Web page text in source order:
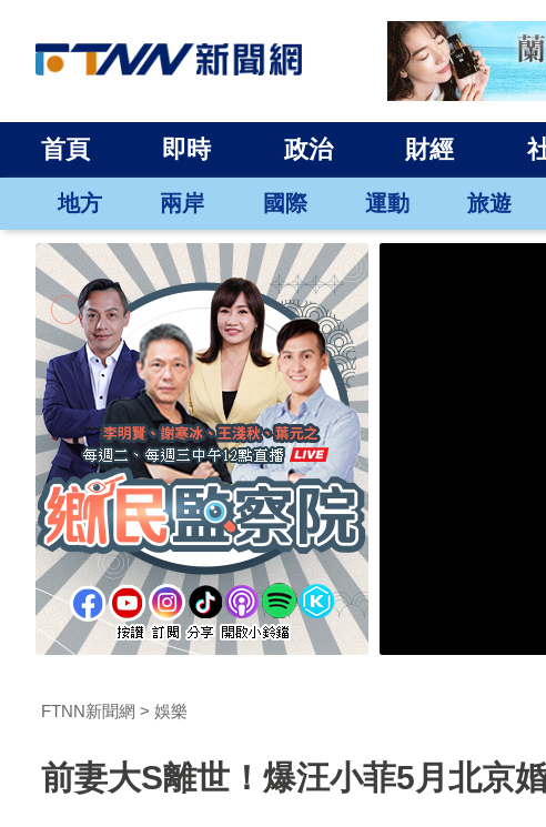
首頁 即時 政治 財經
地方 兩岸 國際 運動 旅遊
FTNN新聞網 娛樂
前妻大S離世！爆汪小菲5月北京